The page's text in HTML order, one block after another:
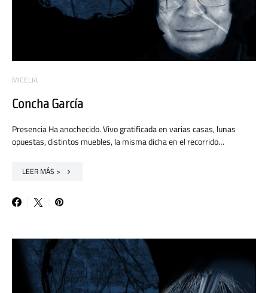
MICELIA
Concha García
Presencia Ha anochecido. Vivo gratificada en varias casas, lunas
opuestas, distintos muebles, la misma dicha en el recorrido…
LEER MÁS >